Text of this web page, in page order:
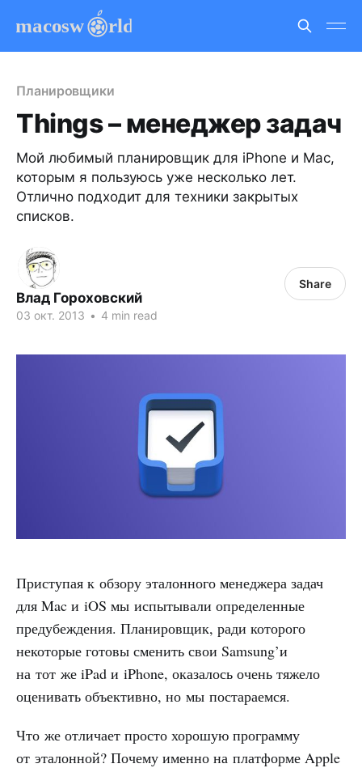
Планировщики
Things – менеджер задач
Мой любимый планировщик для iPhone и Mac,
которым я пользуюсь уже несколько лет.
Отлично подходит для техники закрытых
списков.
Влад Гороховский
03 окт. 2013 • 4 min read
Share
Приступая к обзору эталонного менеджера задач
для Mac и iOS мы испытывали определенные
предубеждения. Планировщик, ради которого
некоторые готовы сменить свои Samsung’и
на тот же iPad и iPhone, оказалось очень тяжело
оценивать объективно, но мы постараемся.
Что же отличает просто хорошую программу
от эталонной? Почему именно на платформе Apple